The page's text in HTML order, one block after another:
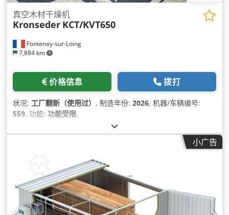
Fontenay-sur-Loing
7,884 km
真空木材干燥机
Kronseder KCT/KVT650
价格信息 拨打
状况: 工厂翻新（使用过） , 制造年份: 2026, 机器/车辆编号:
559, 功能: 功能受限,
小广告